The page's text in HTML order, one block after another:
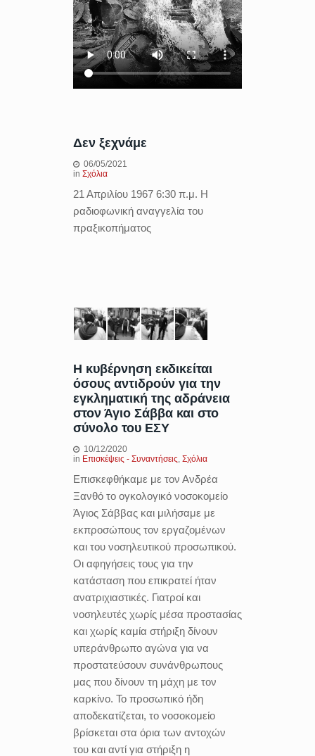
Δεν ξεχνάμε
06/05/2021
in Σχόλια
21 Απριλίου 1967 6:30 π.μ. Η
ραδιοφωνική αναγγελία του
πραξικοπήματος
Η κυβέρνηση εκδικείται
όσους αντιδρούν για την
εγκληματική της αδράνεια
στον Άγιο Σάββα και στο
σύνολο του ΕΣΥ
10/12/2020
in Επισκέψεις - Συναντήσεις Σχόλια
Επισκεφθήκαμε με τον Ανδρέα
Ξανθό το ογκολογικό νοσοκομείο
Άγιος Σάββας και μιλήσαμε με
εκπροσώπους τον εργαζομένων
και του νοσηλευτικού προσωπικού.
Οι αφηγήσεις τους για την
κατάσταση που επικρατεί ήταν
ανατριχιαστικές. Γιατροί και
νοσηλευτές χωρίς μέσα προστασίας
και χωρίς καμία στήριξη δίνουν
υπεράνθρωπο αγώνα για να
προστατεύσουν συνάνθρωπους
μας που δίνουν τη μάχη με τον
καρκίνο. Το προσωπικό ήδη
αποδεκατίζεται, το νοσοκομείο
βρίσκεται στα όρια των αντοχών
του και αντί για στήριξη η